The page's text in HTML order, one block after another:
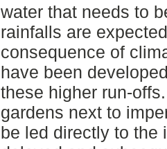
water that needs to
rainfalls are
consequence of
have been
these higher run-
gardens next to
be led directly to the